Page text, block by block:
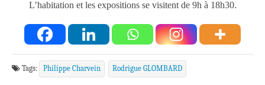
L’habitation et les expositions se visitent de 9h à 18h30.
Tags: Philippe Charvein Rodrigue GLOMBARD